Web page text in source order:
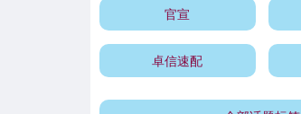
官宣
卓信速配